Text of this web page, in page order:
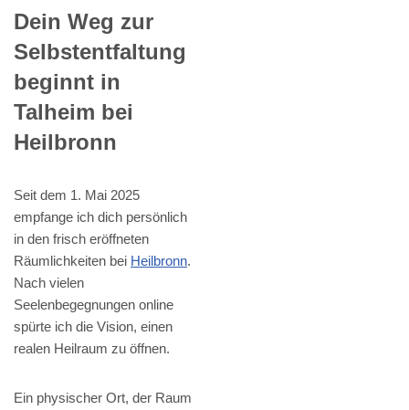
Dein Weg zur
Selbstentfaltung
beginnt in
Talheim bei
Heilbronn
Seit dem 1. Mai 2025
empfange ich dich persönlich
in den frisch eröffneten
Räumlichkeiten bei Heilbronn.
Nach vielen
Seelenbegegnungen online
spürte ich die Vision, einen
realen Heilraum zu öffnen.
Ein physischer Ort, der Raum